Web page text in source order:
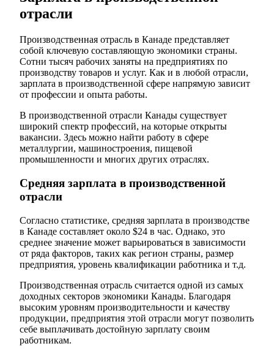
отрасли
Производственная отрасль в Канаде представляет
собой ключевую составляющую экономики страны.
Сотни тысяч рабочих заняты на предприятиях по
производству товаров и услуг. Как и в любой отрасли,
зарплата в производственной сфере напрямую зависит
от профессии и опыта работы.
В производственной отрасли Канады существует
широкий спектр профессий, на которые открыты
вакансии. Здесь можно найти работу в сфере
металлургии, машиностроения, пищевой
промышленности и многих других отраслях.
Средняя зарплата в производственной
отрасли
Согласно статистике, средняя зарплата в производстве
в Канаде составляет около $24 в час. Однако, это
среднее значение может варьироваться в зависимости
от ряда факторов, таких как регион страны, размер
предприятия, уровень квалификации работника и т.д.
Производственная отрасль считается одной из самых
доходных секторов экономики Канады. Благодаря
высоким уровням производительности и качеству
продукции, предприятия этой отрасли могут позволить
себе выплачивать достойную зарплату своим
работникам.